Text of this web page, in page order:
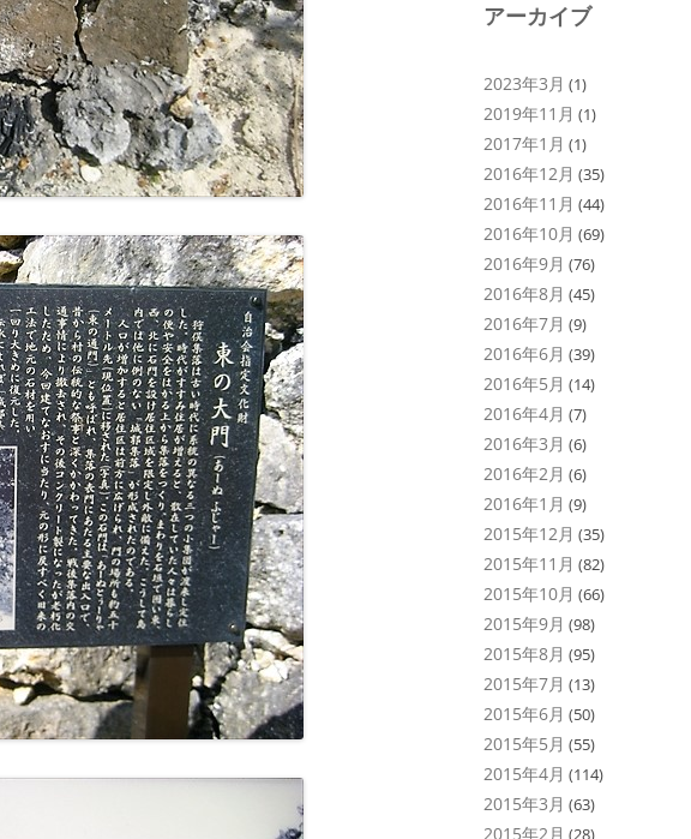
アーカイブ
2023年3月 (1)
2019年11月 (1)
2017年1月 (1)
2016年12月 (35)
2016年11月 (44)
2016年10月 (69)
2016年9月 (76)
2016年8月 (45)
2016年7月 (9)
2016年6月 (39)
2016年5月 (14)
2016年4月 (7)
2016年3月 (6)
2016年2月 (6)
2016年1月 (9)
2015年12月 (35)
2015年11月 (82)
2015年10月 (66)
2015年9月 (98)
2015年8月 (95)
2015年7月 (13)
2015年6月 (50)
2015年5月 (55)
2015年4月 (114)
2015年3月 (63)
2015年2月 (28)